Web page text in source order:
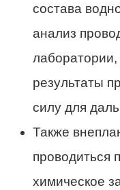
состава
анализ
результаты
силу для
Также
проводиться
химическое